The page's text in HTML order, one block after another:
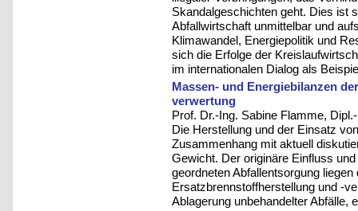
Skandalgeschichten geht. Dies ist
Abfallwirtschaft unmittelbar und
Klimawandel, Energiepolitik und
sich die Erfolge der
im internationalen Dialog als
Massen- und Energiebilanzen
verwertung
Prof. Dr.-Ing. Sabine Flamme,
Die Herstellung und der Einsatz
Zusammenhang mit aktuell
Gewicht. Der originäre Einfluss
geordneten Abfallentsorgung
Ersatzbrennstoffherstellung und -
Ablagerung unbehandelter Abfälle,